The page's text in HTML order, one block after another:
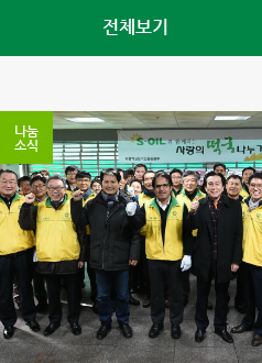
전체보기
나눔
소식